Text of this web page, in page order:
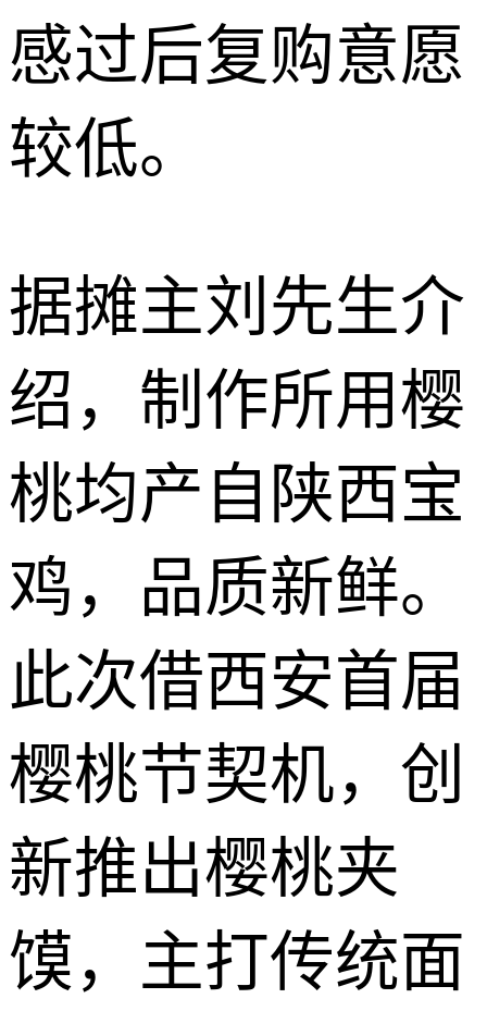
感过后复购意愿
较低。
据摊主刘先生介
绍，制作所用樱
桃均产自陕西宝
鸡，品质新鲜。
此次借西安首届
樱桃节契机，创
新推出樱桃夹
馍，主打传统面